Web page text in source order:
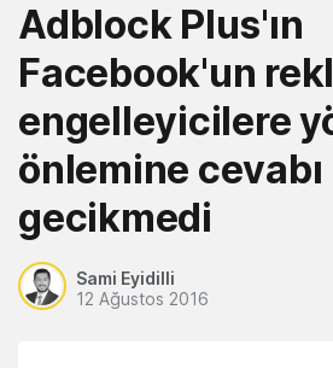
Adblock Plus'ın
Facebook'un
engelleyicilere
önlemine cevabı
gecikmedi
Sami Eyidilli
12 Ağustos 2016